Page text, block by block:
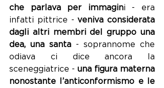
che parlava per immagini - era
infatti pittrice - veniva considerata
dagli altri membri del gruppo una
dea, una santa - soprannome che
odiava ci dice ancora la
sceneggiatrice - una figura materna
nonostante l’anticonformismo e le